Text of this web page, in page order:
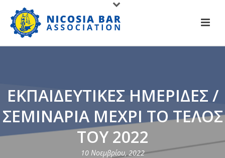
ΕΚΠΑΙΔΕΥΤΙΚΕΣ ΗΜΕΡΙΔΕΣ /
ΣΕΜΙΝΑΡΙΑ ΜΕΧΡΙ ΤΟ ΤΕΛΟΣ
ΤΟΥ 2022
10 Νοεμβρίου, 2022